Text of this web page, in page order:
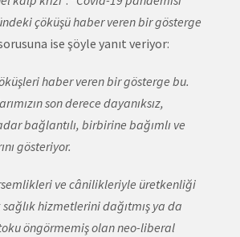
çöküşü haber veren bir gösterge
ise şöyle yanıt veriyor:
haber veren bir gösterge bu.
son derece dayanıksız,
bağlantılı, birbirine bağımlı ve
gösteriyor.
ve cânilikleriyle üretkenliği
hizmetlerini dağıtmış ya da
öngörmemiş olan neo-liberal